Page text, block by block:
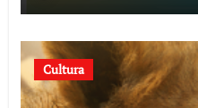
Cultura